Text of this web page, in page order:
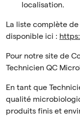
localisation.
La liste complète
disponible ici :
Pour notre site de
Technicien QC
En tant que
qualité
produits finis et